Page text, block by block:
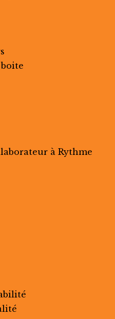
à Rythme